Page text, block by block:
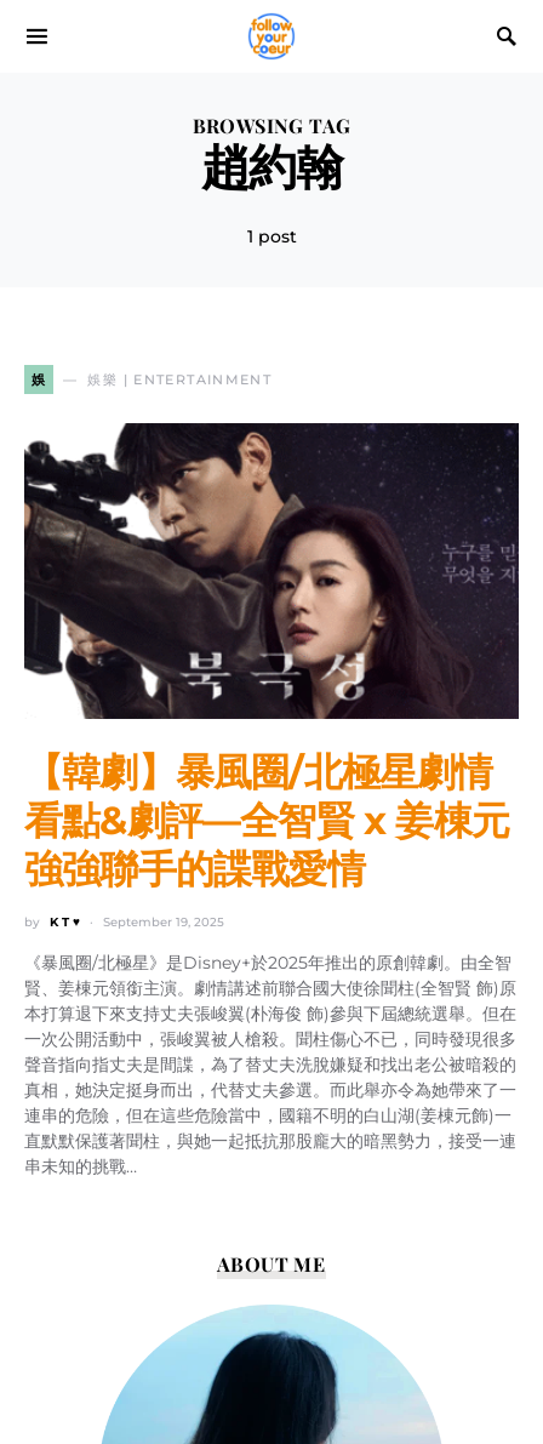
BROWSING TAG
趙約翰
1 post
娛 娛樂 | ENTERTAINMENT
【韓劇】暴風圈/北極星劇情
看點&劇評—全智賢 x 姜棟元
強強聯手的諜戰愛情
by K T ♥ September 19, 2025
《暴風圈/北極星》是Disney+於2025年推出的原創韓劇。由全智
賢、姜棟元領銜主演。劇情講述前聯合國大使徐聞柱(全智賢 飾)原
本打算退下來支持丈夫張峻翼(朴海俊 飾)參與下屆總統選舉。但在
一次公開活動中，張峻翼被人槍殺。聞柱傷心不已，同時發現很多
聲音指向指丈夫是間諜，為了替丈夫洗脫嫌疑和找出老公被暗殺的
真相，她決定挺身而出，代替丈夫參選。而此舉亦令為她帶來了一
連串的危險，但在這些危險當中，國籍不明的白山湖(姜棟元飾)一
直默默保護著聞柱，與她一起抵抗那股龐大的暗黑勢力，接受一連
串未知的挑戰…
ABOUT ME